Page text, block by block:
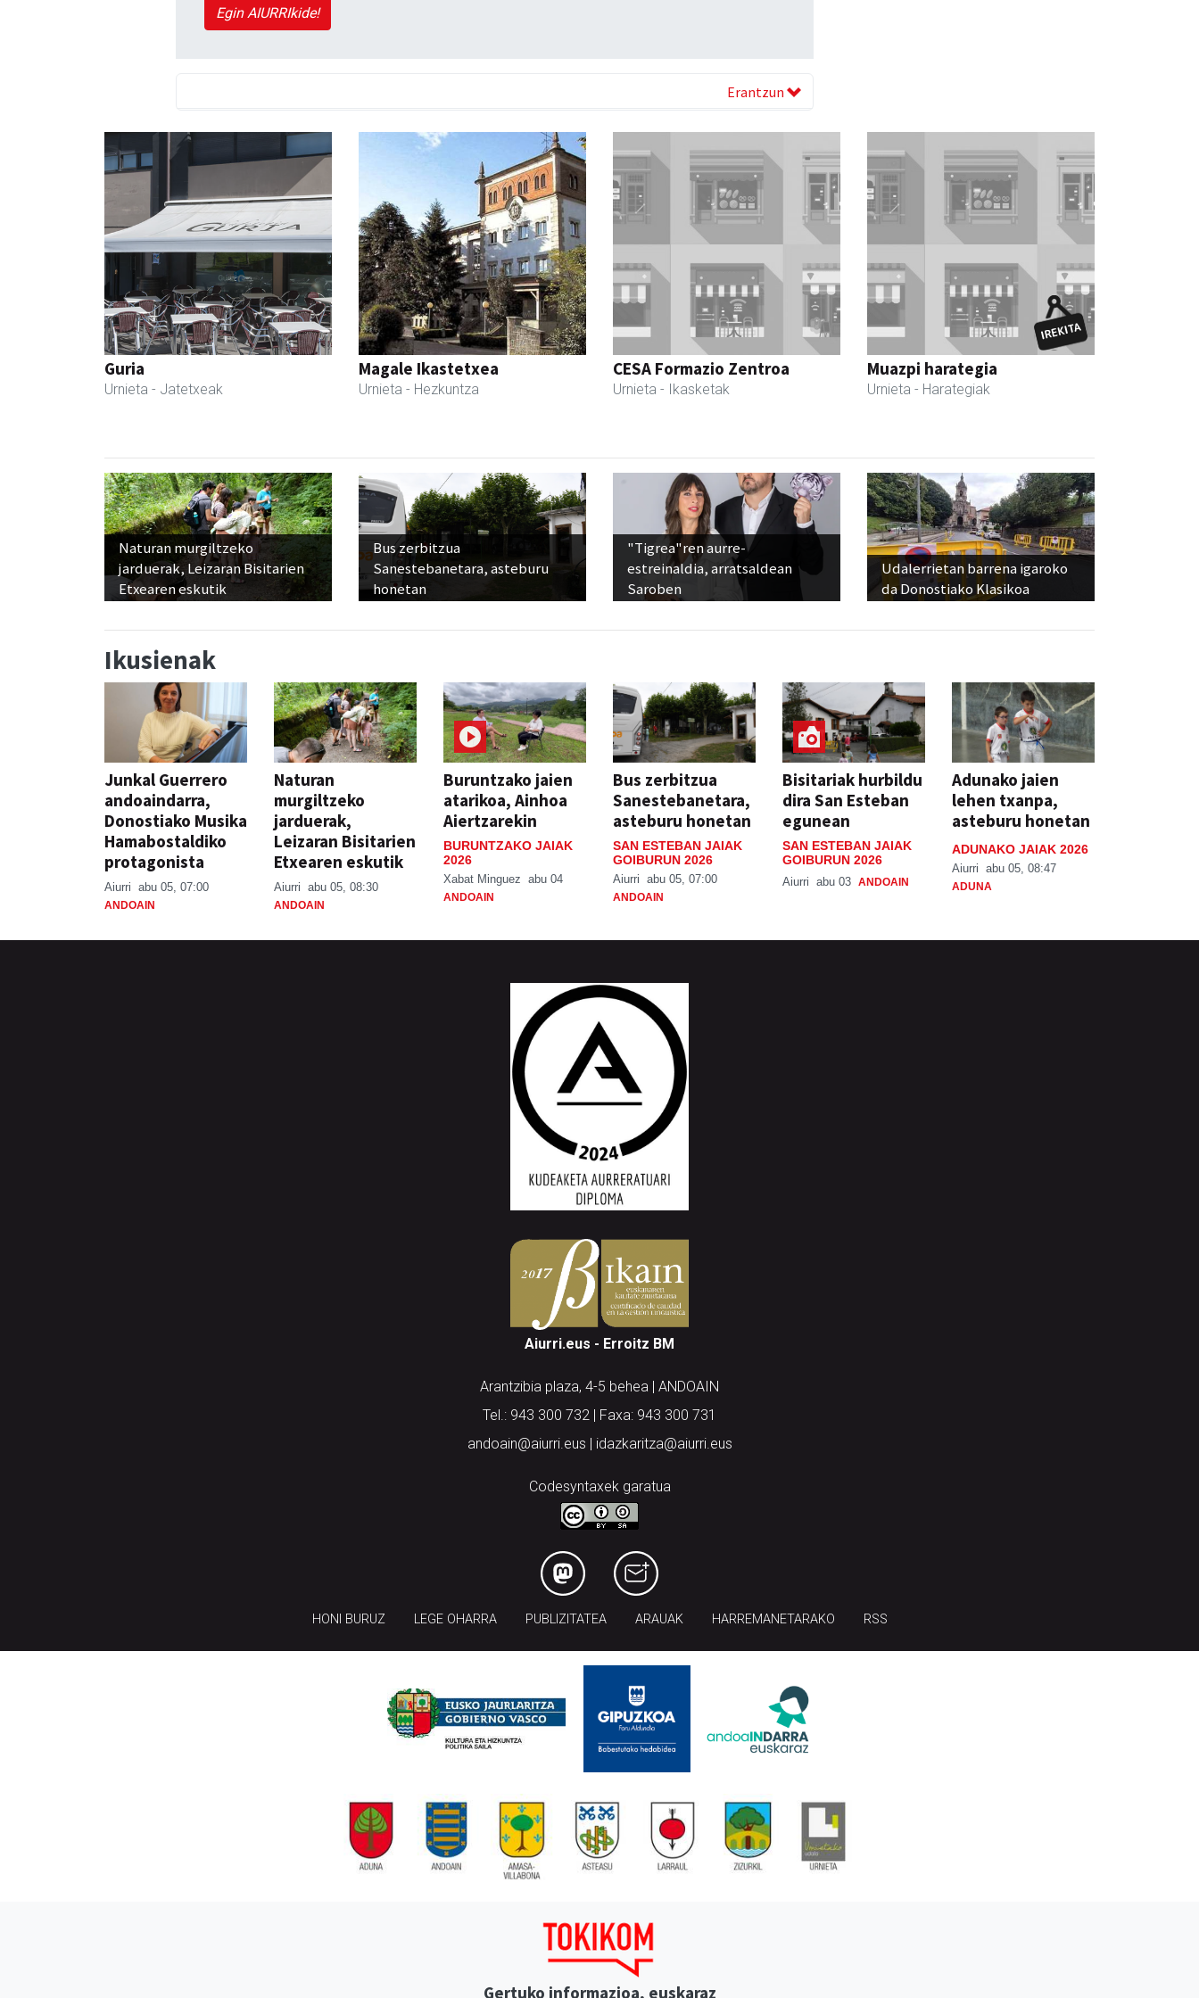
Egin AIURRIkide!
Erantzun
Guria
Urnieta - Jatetxeak
Magale Ikastetxea
Urnieta - Hezkuntza
CESA Formazio Zentroa
Urnieta - Ikasketak
Muazpi harategia
Urnieta - Harategiak
Naturan murgiltzeko
jarduerak, Leizaran Bisitarien
Etxearen eskutik
Bus zerbitzua
Sanestebanetara, asteburu
honetan
"Tigrea"ren aurre-
estreinaldia, arratsaldean
Saroben
Udalerrietan barrena igaroko
da Donostiako Klasikoa
Ikusienak
Junkal Guerrero
andoaindarra,
Donostiako Musika
Hamabostaldiko
protagonista
Aiurri abu 05, 07:00
ANDOAIN
Naturan
murgiltzeko
jarduerak,
Leizaran Bisitarien
Etxearen eskutik
Aiurri abu 05, 08:30
ANDOAIN
Buruntzako jaien
atarikoa, Ainhoa
Aiertzarekin
BURUNTZAKO JAIAK
2026
Xabat Minguez abu 04
ANDOAIN
Bus zerbitzua
Sanestebanetara,
asteburu honetan
SAN ESTEBAN JAIAK
GOIBURUN 2026
Aiurri abu 05, 07:00
ANDOAIN
Bisitariak hurbildu
dira San Esteban
egunean
SAN ESTEBAN JAIAK
GOIBURUN 2026
Aiurri abu 03 ANDOAIN
Adunako jaien
lehen txanpa,
asteburu honetan
ADUNAKO JAIAK 2026
Aiurri abu 05, 08:47
ADUNA
Aiurri.eus - Erroitz BM
Arantzibia plaza, 4-5 behea | ANDOAIN
Tel.: 943 300 732 | Faxa: 943 300 731
andoain@aiurri.eus | idazkaritza@aiurri.eus
Codesyntaxek garatua
HONI BURUZ LEGE OHARRA PUBLIZITATEA ARAUAK HARREMANETARAKO RSS
Gertuko informazioa, euskaraz